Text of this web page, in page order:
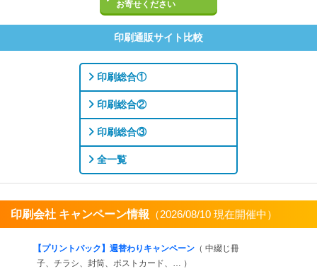
お寄せください
印刷通販サイト比較
印刷総合①
印刷総合②
印刷総合③
全一覧
印刷会社 キャンペーン情報 （2026/08/10 現在開催中）
【プリントパック】週替わりキャンペーン （ 中綴じ冊
子、チラシ、封筒、ポストカード、… ）